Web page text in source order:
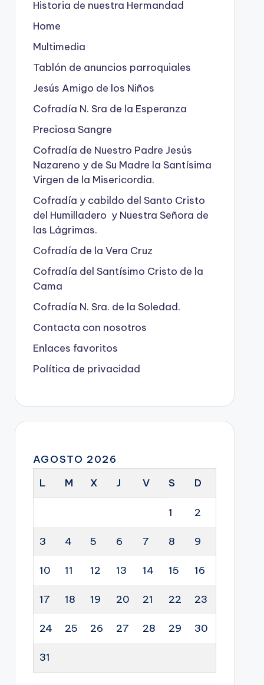
Historia de nuestra Hermandad
Home
Multimedia
Tablón de anuncios parroquiales
Jesús Amigo de los Niños
Cofradía N. Sra de la Esperanza
Preciosa Sangre
Cofradía de Nuestro Padre Jesús
Nazareno y de Su Madre la Santísima
Virgen de la Misericordia.
Cofradía y cabildo del Santo Cristo
del Humilladero y Nuestra Señora de
las Lágrimas.
Cofradía de la Vera Cruz
Cofradía del Santísimo Cristo de la
Cama
Cofradía N. Sra. de la Soledad.
Contacta con nosotros
Enlaces favoritos
Política de privacidad
AGOSTO 2026
L
M X J V S D
1 2
3 4 5 6 7 8 9
10 11 12 13 14 15 16
17 18 19 20 21 22 23
24 25 26 27 28 29 30
31